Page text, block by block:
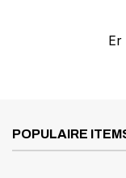
Er
POPULAIRE